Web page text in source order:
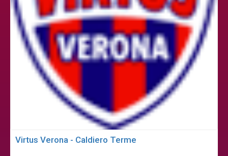
Virtus Verona - Caldiero Terme